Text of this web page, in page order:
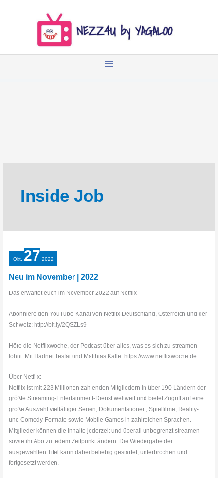
Inside Job
Okt. 27 2022
Neu im November | 2022
Das erwartet euch im November 2022 auf Netflix
Abonniere den YouTube-Kanal von Netflix Deutschland, Österreich und der
Schweiz: http://bit.ly/2QSZLs9
Höre die Netflixwoche, der Podcast über alles, was es sich zu streamen
lohnt. Mit Hadnet Tesfai und Matthias Kalle: https://www.netflixwoche.de
Über Netflix:
Netflix ist mit 223 Millionen zahlenden Mitgliedern in über 190 Ländern der
größte Streaming-Entertainment-Dienst weltweit und bietet Zugriff auf eine
große Auswahl vielfältiger Serien, Dokumentationen, Spielfilme, Reality-
und Comedy-Formate sowie Mobile Games in zahlreichen Sprachen.
Mitglieder können die Inhalte jederzeit und überall unbegrenzt streamen
sowie ihr Abo zu jedem Zeitpunkt ändern. Die Wiedergabe der
ausgewählten Titel kann dabei beliebig gestartet, unterbrochen und
fortgesetzt werden.